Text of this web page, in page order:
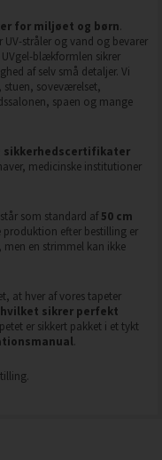
for miljøet og børn.
stråler og vand og bevarer
UVgel-blækformlen sikrer
af selv små detaljer. Vi
soveværelset,
spaen og mange
sikkerhedscertifikater
medicinske institutioner
som standard af 50 cm
efter bestilling er
en strimmel kan ikke
at hver af vores tapeter
sikrer perfekt
er sikkert pakket i et tykt
.